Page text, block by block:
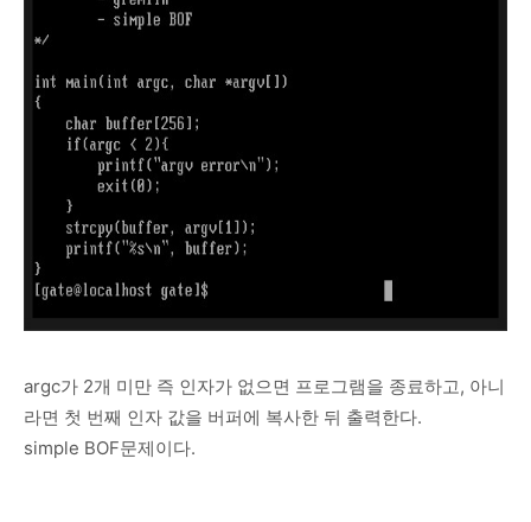
argc가 2개 미만 즉 인자가 없으면 프로그램을 종료하고, 아니
라면 첫 번째 인자 값을 버퍼에 복사한 뒤 출력한다.
simple BOF문제이다.